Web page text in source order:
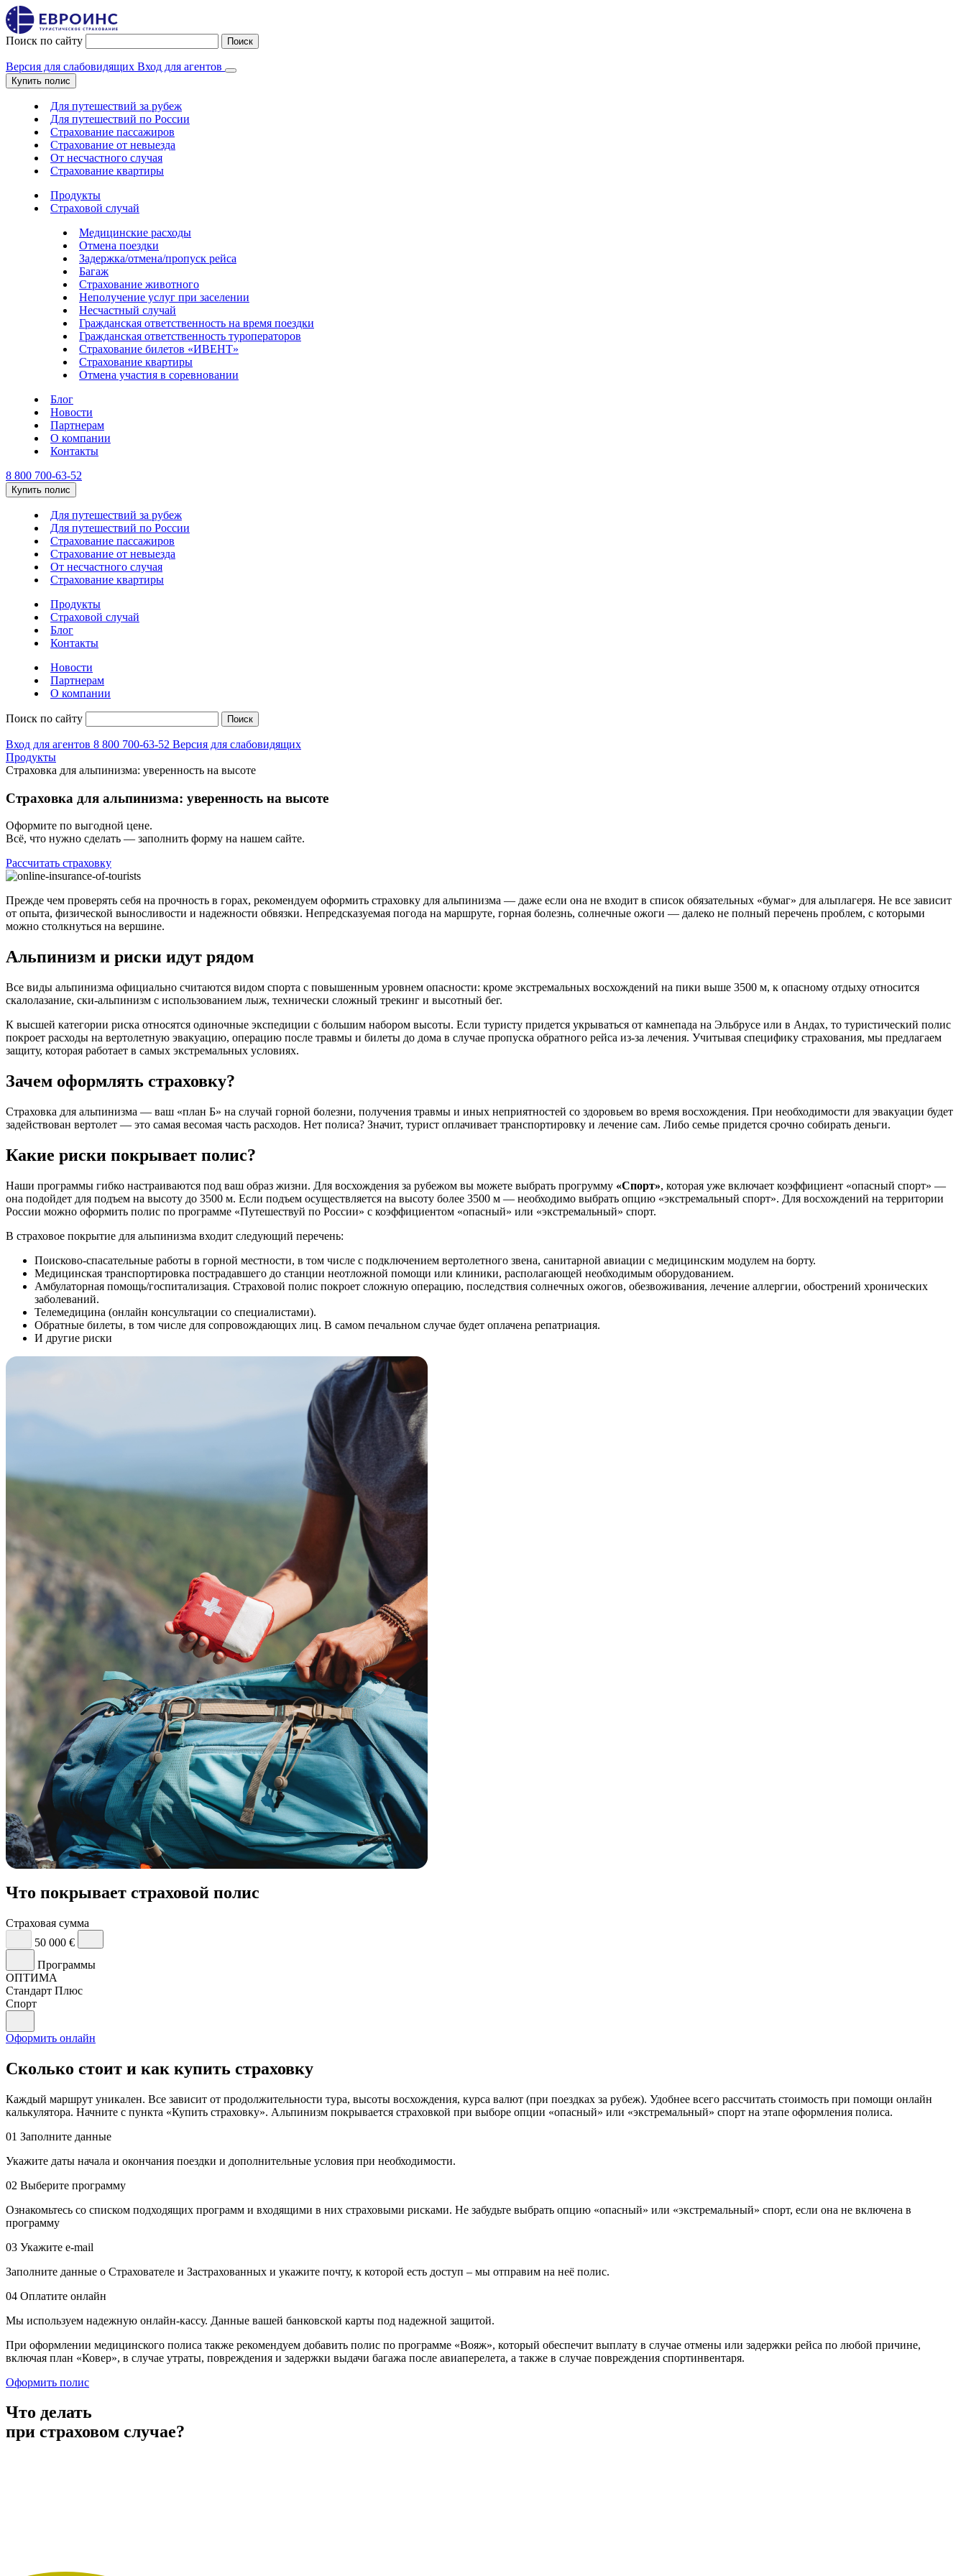
Поиск по сайту Поиск
Версия для слабовидящих Вход для агентов
Купить полис
Для путешествий за рубеж
Для путешествий по России
Страхование пассажиров
Страхование от невыезда
От несчастного случая
Страхование квартиры
Продукты
Страховой случай
Медицинские расходы
Отмена поездки
Задержка/отмена/пропуск рейса
Багаж
Страхование животного
Неполучение услуг при заселении
Несчастный случай
Гражданская ответственность на время поездки
Гражданская ответственность туроператоров
Страхование билетов «ИВЕНТ»
Страхование квартиры
Отмена участия в соревновании
Блог
Новости
Партнерам
О компании
Контакты
8 800 700-63-52
Купить полис
Для путешествий за рубеж
Для путешествий по России
Страхование пассажиров
Страхование от невыезда
От несчастного случая
Страхование квартиры
Продукты
Страховой случай
Блог
Контакты
Новости
Партнерам
О компании
Поиск по сайту Поиск
Вход для агентов 8 800 700-63-52 Версия для слабовидящих
Продукты
Страховка для альпинизма: уверенность на высоте
Страховка для альпинизма: уверенность на высоте
Оформите по выгодной цене.
Всё, что нужно сделать — заполнить форму на нашем сайте.
Рассчитать страховку
Прежде чем проверять себя на прочность в горах, рекомендуем оформить страховку для альпинизма — даже если она не входит в список обязательных «бумаг» для альплагеря. Не все зависит
от опыта, физической выносливости и надежности обвязки. Непредсказуемая погода на маршруте, горная болезнь, солнечные ожоги — далеко не полный перечень проблем, с которыми
можно столкнуться на вершине.
Альпинизм и риски идут рядом
Все виды альпинизма официально считаются видом спорта с повышенным уровнем опасности: кроме экстремальных восхождений на пики выше 3500 м, к опасному отдыху относится
скалолазание, ски-альпинизм с использованием лыж, технически сложный трекинг и высотный бег.
К высшей категории риска относятся одиночные экспедиции с большим набором высоты. Если туристу придется укрываться от камнепада на Эльбрусе или в Андах, то туристический полис
покроет расходы на вертолетную эвакуацию, операцию после травмы и билеты до дома в случае пропуска обратного рейса из-за лечения. Учитывая специфику страхования, мы предлагаем
защиту, которая работает в самых экстремальных условиях.
Зачем оформлять страховку?
Страховка для альпинизма — ваш «план Б» на случай горной болезни, получения травмы и иных неприятностей со здоровьем во время восхождения. При необходимости для эвакуации будет
задействован вертолет — это самая весомая часть расходов. Нет полиса? Значит, турист оплачивает транспортировку и лечение сам. Либо семье придется срочно собирать деньги.
Какие риски покрывает полис?
Наши программы гибко настраиваются под ваш образ жизни. Для восхождения за рубежом вы можете выбрать прогрумму «Спорт», которая уже включает коэффициент «опасный спорт» —
она подойдет для подъем на высоту до 3500 м. Если подъем осуществляется на высоту более 3500 м — необходимо выбрать опцию «экстремальный спорт». Для восхождений на территории
России можно оформить полис по программе «Путешествуй по России» с коэффициентом «опасный» или «экстремальный» спорт.
В страховое покрытие для альпинизма входит следующий перечень:
Поисково-спасательные работы в горной местности, в том числе с подключением вертолетного звена, санитарной авиации с медицинским модулем на борту.
Медицинская транспортировка пострадавшего до станции неотложной помощи или клиники, располагающей необходимым оборудованием.
Амбулаторная помощь/госпитализация. Страховой полис покроет сложную операцию, последствия солнечных ожогов, обезвоживания, лечение аллергии, обострений хронических
заболеваний.
Телемедицина (онлайн консультации со специалистами).
Обратные билеты, в том числе для сопровождающих лиц. В самом печальном случае будет оплачена репатриация.
И другие риски
Что покрывает страховой полис
Страховая сумма
50 000 €
Программы
ОПТИМА
Стандарт Плюс
Спорт
Оформить онлайн
Сколько стоит и как купить страховку
Каждый маршрут уникален. Все зависит от продолжительности тура, высоты восхождения, курса валют (при поездках за рубеж). Удобнее всего рассчитать стоимость при помощи онлайн
калькулятора. Начните с пункта «Купить страховку». Альпинизм покрывается страховкой при выборе опции «опасный» или «экстремальный» спорт на этапе оформления полиса.
01 Заполните данные
Укажите даты начала и окончания поездки и дополнительные условия при необходимости.
02 Выберите программу
Ознакомьтесь со списком подходящих программ и входящими в них страховыми рисками. Не забудьте выбрать опцию «опасный» или «экстремальный» спорт, если она не включена в
программу
03 Укажите е-mail
Заполните данные о Страхователе и Застрахованных и укажите почту, к которой есть доступ – мы отправим на неё полис.
04 Оплатите онлайн
Мы используем надежную онлайн-кассу. Данные вашей банковской карты под надежной защитой.
При оформлении медицинского полиса также рекомендуем добавить полис по программе «Вояж», который обеспечит выплату в случае отмены или задержки рейса по любой причине,
включая план «Ковер», в случае утраты, повреждения и задержки выдачи багажа после авиаперелета, а также в случае повреждения спортинвентаря.
Оформить полис
Что делать
при страховом случае?